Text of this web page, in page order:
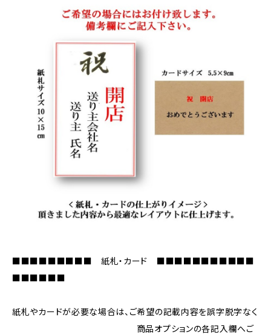
■■■■■■■■■ 紙札・カード ■■■■■■■■■■■
■■■■■■
紙札やカードが必要な場合は、ご希望の記載内容を誤字脱字なく
商品オプションの各記入欄へご